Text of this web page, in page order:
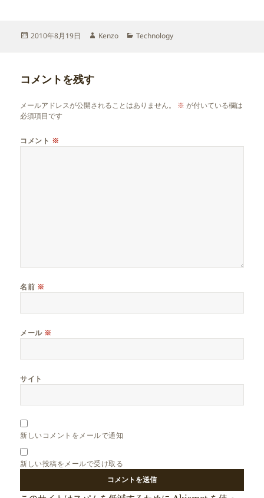
投
2010年8月19日
作
Kenzo
カ
Technology
コメントを残す
メールアドレスが公開されることはありません。 ※ が付いている欄は
必須項目です
コメント ※
名前 ※
メール ※
サイト
新しいコメントをメールで通知
新しい投稿をメールで受け取る